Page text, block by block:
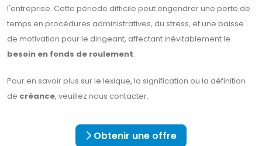
l'entreprise. Cette période difficile peut engendrer une perte de
temps en procédures administratives, du stress, et une baisse
de motivation pour le dirigeant, affectant inévitablement le
besoin en fonds de roulement.
Pour en savoir plus sur le lexique, la signification ou la définition
de créance, veuillez nous contacter.
Obtenir une offre